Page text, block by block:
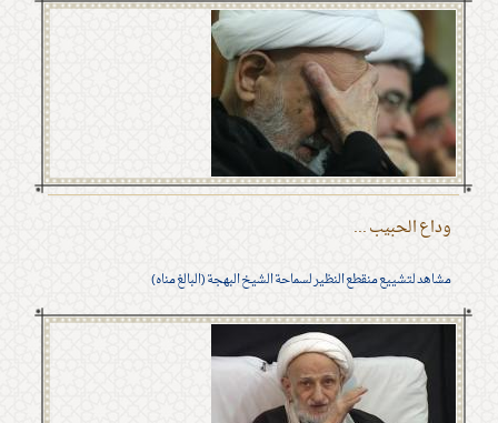
وداع الحبيب ...
مشاهد لتشييع منقطع النظير لسماحة الشيخ البهجة (البالغ مناه)